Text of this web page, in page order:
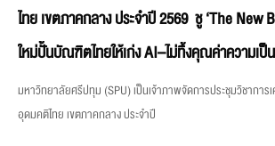
ไทย เขตภาคกลาง ประจำปี 2569 ชู ‘The New
ใหม่ปั้นบัณฑิตไทยให้เก่ง AI–ไม่ทิ้งคุณค่าความเ
มหาวิทยาลัยศรีปทุม (SPU) เป็นเจ้าภาพจัดการประชุมวิชาก
อุดมคติไทย เขตภาคกลาง ประจำปี